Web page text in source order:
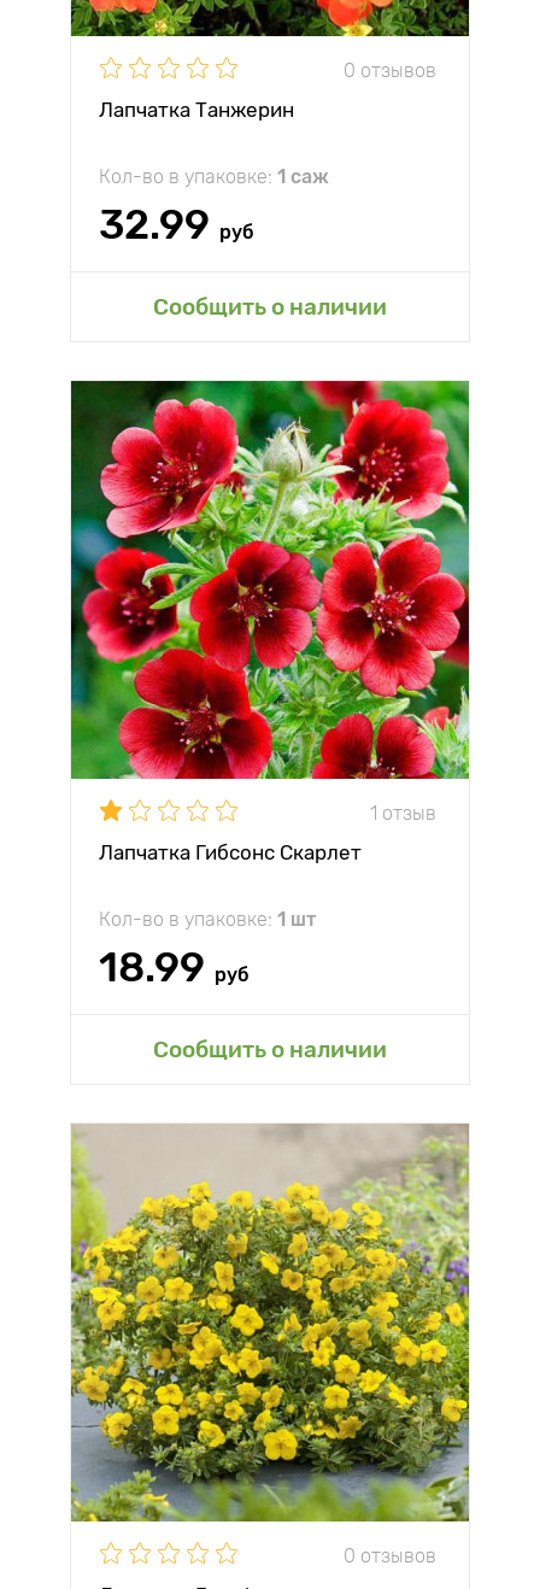
0 отзывов
Лапчатка Танжерин
Кол-во в упаковке: 1 саж
32.99 руб
Сообщить о наличии
1 отзыв
Лапчатка Гибсонс Скарлет
Кол-во в упаковке: 1 шт
18.99 руб
Сообщить о наличии
0 отзывов